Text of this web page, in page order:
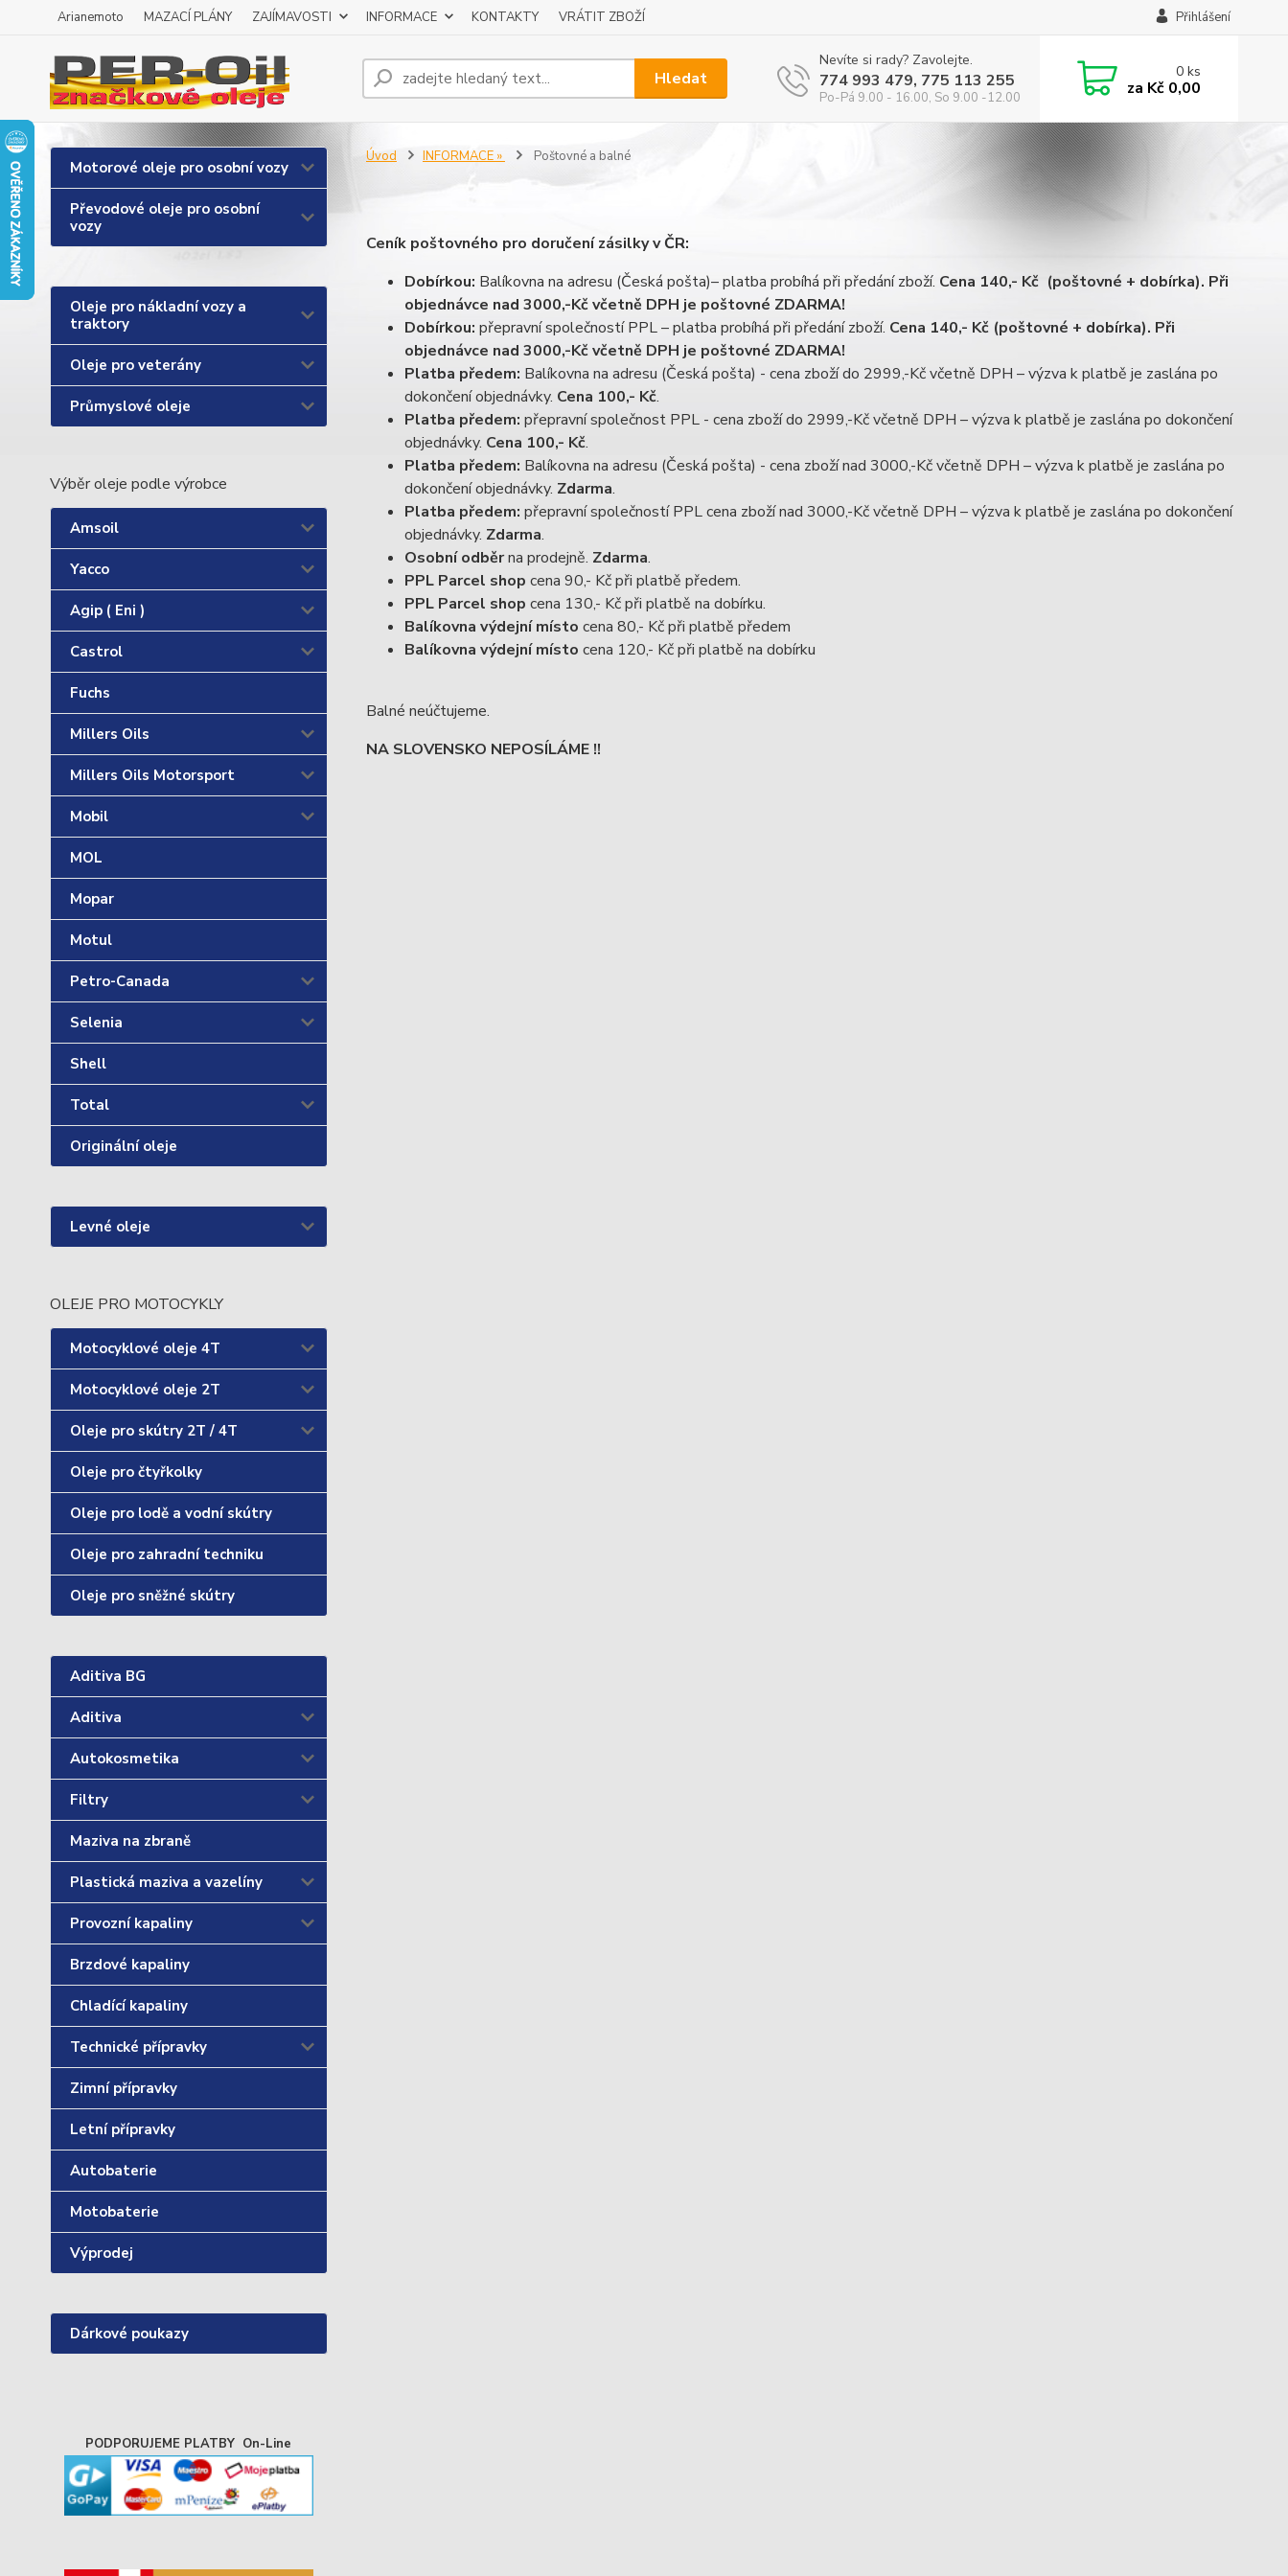
Arianemoto MAZACÍ PLÁNY ZAJÍMAVOSTI INFORMACE KONTAKTY VRÁTIT ZBOŽÍ Přihlášení
Hledat
Nevíte si rady? Zavolejte.
774 993 479, 775 113 255
Po-Pá 9.00 - 16.00, So 9.00 -12.00
0ks
za Kč 0,00
Motorové oleje pro osobní vozy
Převodové oleje pro osobní
vozy
Oleje pro nákladní vozy a
traktory
Oleje pro veterány
Průmyslové oleje
Výběr oleje podle výrobce
Amsoil
Yacco
Agip ( Eni )
Castrol
Fuchs
Millers Oils
Millers Oils Motorsport
Mobil
MOL
Mopar
Motul
Petro-Canada
Selenia
Shell
Total
Originální oleje
Levné oleje
OLEJE PRO MOTOCYKLY
Motocyklové oleje 4T
Motocyklové oleje 2T
Oleje pro skútry 2T / 4T
Oleje pro čtyřkolky
Oleje pro lodě a vodní skútry
Oleje pro zahradní techniku
Oleje pro sněžné skútry
Aditiva BG
Aditiva
Autokosmetika
Filtry
Maziva na zbraně
Plastická maziva a vazelíny
Provozní kapaliny
Brzdové kapaliny
Chladící kapaliny
Technické přípravky
Zimní přípravky
Letní přípravky
Autobaterie
Motobaterie
Výprodej
Dárkové poukazy
PODPORUJEME PLATBY On-Line
Úvod INFORMACE » Poštovné a balné
Ceník poštovného pro doručení zásilky v ČR:
Dobírkou: Balíkovna na adresu (Česká pošta)– platba probíhá při předání zboží. Cena 140,- Kč (poštovné + dobírka). Při
objednávce nad 3000,-Kč včetně DPH je poštovné ZDARMA!
Dobírkou: přepravní společností PPL – platba probíhá při předání zboží. Cena 140,- Kč (poštovné + dobírka). Při
objednávce nad 3000,-Kč včetně DPH je poštovné ZDARMA!
Platba předem: Balíkovna na adresu (Česká pošta) - cena zboží do 2999,-Kč včetně DPH – výzva k platbě je zaslána po
dokončení objednávky. Cena 100,- Kč.
Platba předem: přepravní společnost PPL - cena zboží do 2999,-Kč včetně DPH – výzva k platbě je zaslána po dokončení
objednávky. Cena 100,- Kč.
Platba předem: Balíkovna na adresu (Česká pošta) - cena zboží nad 3000,-Kč včetně DPH – výzva k platbě je zaslána po
dokončení objednávky. Zdarma.
Platba předem: přepravní společností PPL cena zboží nad 3000,-Kč včetně DPH – výzva k platbě je zaslána po dokončení
objednávky. Zdarma.
Osobní odběrna prodejně. Zdarma.
PPL Parcel shop cena 90,- Kč při platbě předem.
PPL Parcel shop cena 130,- Kč při platbě na dobírku.
Balíkovna výdejní místo cena 80,- Kč při platbě předem
Balíkovna výdejní místo cena 120,- Kč při platbě na dobírku
Balné neúčtujeme.
NA SLOVENSKO NEPOSÍLÁME !!